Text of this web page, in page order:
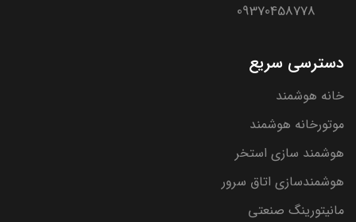
09370458778
دسترسی سریع
خانه هوشمند
موتورخانه هوشمند
هوشمند سازی استخر
هوشمندسازی اتاق سرور
مانیتورینگ صنعتی